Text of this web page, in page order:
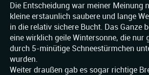
Die Entscheidung war meiner Meinung
kleine erstaunlich saubere und lange
in die relativ sichere Bucht. Das Ganze
eine wirklich geile Wintersonne, die nur
durch 5-minütige Schneestürmchen
wurden.
Weiter draußen gab es sogar richtige